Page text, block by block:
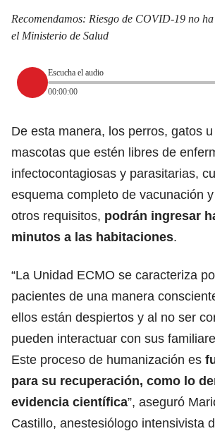
Recomendamos: Riesgo de COVID-19 no
el Ministerio de Salud
Escucha el audio
00:00:00
De esta manera, los perros, gatos
mascotas que estén libres de
infectocontagiosas y parasitarias,
esquema completo de vacunación
otros requisitos, podrán ingresar
minutos a las habitaciones.
“La Unidad ECMO se caracteriza
pacientes de una manera
ellos están despiertos y al no ser
pueden interactuar con sus
Este proceso de humanización es
para su recuperación, como lo
evidencia científica”, aseguró
Castillo, anestesiólogo intensivista